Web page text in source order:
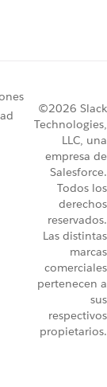
©2026 Slack
Technologies,
LLC, una
empresa de
Salesforce.
Todos los
derechos
reservados.
Las distintas
marcas
comerciales
pertenecen a
sus
respectivos
propietarios.